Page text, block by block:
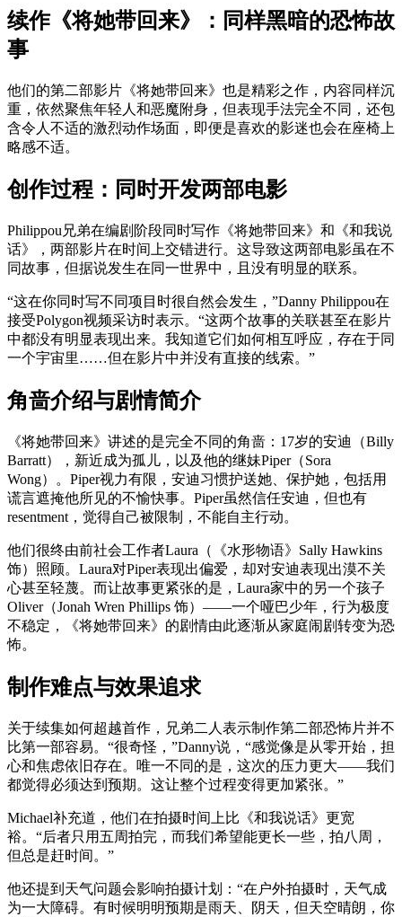
续作《将她带回来》：同样黑暗的恐怖故
事
他们的第二部影片《将她带回来》也是精彩之作，内容同样沉
重，依然聚焦年轻人和恶魔附身，但表现手法完全不同，还包
含令人不适的激烈动作场面，即便是喜欢的影迷也会在座椅上
略感不适。
创作过程：同时开发两部电影
Philippou兄弟在编剧阶段同时写作《将她带回来》和《和我说
话》，两部影片在时间上交错进行。这导致这两部电影虽在不
同故事，但据说发生在同一世界中，且没有明显的联系。
“这在你同时写不同项目时很自然会发生，”Danny Philippou在
接受Polygon视频采访时表示。“这两个故事的关联甚至在影片
中都没有明显表现出来。我知道它们如何相互呼应，存在于同
一个宇宙里……但在影片中并没有直接的线索。”
角啬介绍与剧情简介
《将她带回来》讲述的是完全不同的角啬：17岁的安迪（Billy
Barratt），新近成为孤儿，以及他的继妹Piper（Sora
Wong）。Piper视力有限，安迪习惯护送她、保护她，包括用
谎言遮掩他所见的不愉快事。Piper虽然信任安迪，但也有
resentment，觉得自己被限制，不能自主行动。
他们很终由前社会工作者Laura（《水形物语》Sally Hawkins
饰）照顾。Laura对Piper表现出偏爱，却对安迪表现出漠不关
心甚至轻蔑。而让故事更紧张的是，Laura家中的另一个孩子
Oliver（Jonah Wren Phillips 饰）——一个哑巴少年，行为极度
不稳定，《将她带回来》的剧情由此逐渐从家庭闹剧转变为恐
怖。
制作难点与效果追求
关于续集如何超越首作，兄弟二人表示制作第二部恐怖片并不
比第一部容易。“很奇怪，”Danny说，“感觉像是从零开始，担
心和焦虑依旧存在。唯一不同的是，这次的压力更大——我们
都觉得必须达到预期。这让整个过程变得更加紧张。”
Michael补充道，他们在拍摄时间上比《和我说话》更宽
裕。“后者只用五周拍完，而我们希望能更长一些，拍八周，
但总是赶时间。”
他还提到天气问题会影响拍摄计划：“在户外拍摄时，天气成
为一大障碍。有时候明明预期是雨天、阴天，但天空晴朗，你